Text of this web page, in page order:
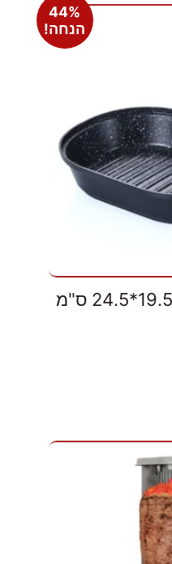
44%
הנחה!
מחבת גריל אובלית 19.5*24.5 ס"מ